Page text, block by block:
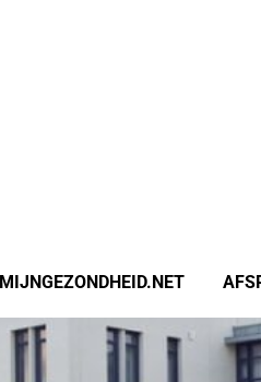
MIJNGEZONDHEID.NET